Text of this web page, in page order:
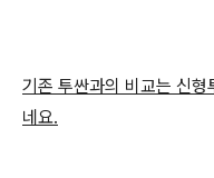
기존 투싼과의 비교는 신
네요.